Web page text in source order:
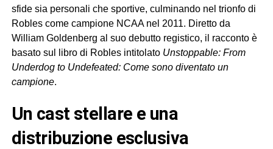
sfide sia personali che sportive, culminando nel trionfo di
Robles come campione NCAA nel 2011. Diretto da
William Goldenberg al suo debutto registico, il racconto è
basato sul libro di Robles intitolato Unstoppable: From
Underdog to Undefeated: Come sono diventato un
campione.
Un cast stellare e una
distribuzione esclusiva